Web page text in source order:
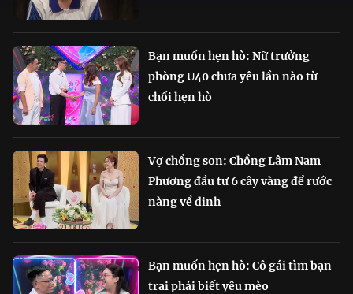
Bạn muốn hẹn hò: Nữ trưởng
phòng U40 chưa yêu lần nào từ
chối hẹn hò
Vợ chồng son: Chồng Lâm Nam
Phương đầu tư 6 cây vàng để rước
nàng về dinh
Bạn muốn hẹn hò: Cô gái tìm bạn
trai phải biết yêu mèo